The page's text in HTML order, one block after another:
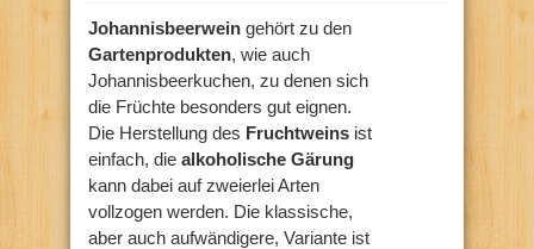
Johannisbeerwein gehört zu den
Gartenprodukten, wie auch
Johannisbeerkuchen, zu denen sich
die Früchte besonders gut eignen.
Die Herstellung des Fruchtweins ist
einfach, die alkoholische Gärung
kann dabei auf zweierlei Arten
vollzogen werden. Die klassische,
aber auch aufwändigere, Variante ist